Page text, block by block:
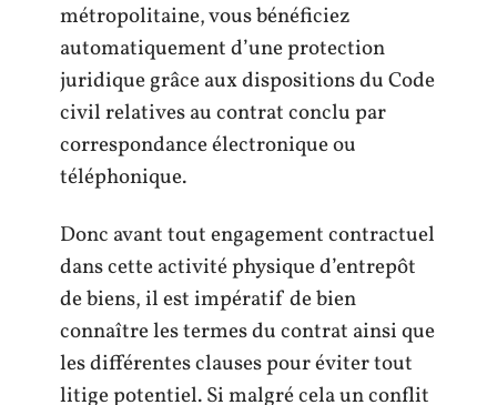
métropolitaine, vous bénéficiez
automatiquement d’une protection
juridique grâce aux dispositions du Code
civil relatives au contrat conclu par
correspondance électronique ou
téléphonique.
Donc avant tout engagement contractuel
dans cette activité physique d’entrepôt
de biens, il est impératif de bien
connaître les termes du contrat ainsi que
les différentes clauses pour éviter tout
litige potentiel. Si malgré cela un conflit